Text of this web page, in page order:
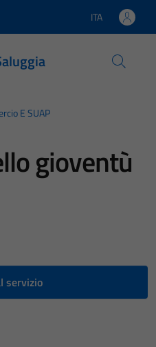
Lingua attiva:
ITA
E SUAP
gioventù
servizio